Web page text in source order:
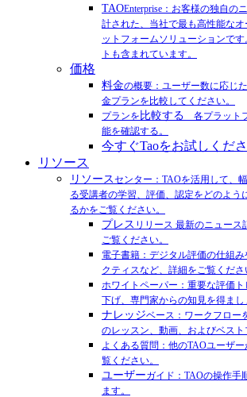
TAOEnterprise：お客様の独自の
計された、当社で最も高性能な
ットフォームソリューションで
トも含まれています。
価格
料金の概要：ユーザー数に応じ
金プランを比較してください。
プランを 比較する 各プラット
能を確認する。
今すぐTaoをお試しくだ
リソース
リソースセンター：TAOを活用して、
る受講者の学習、評価、認定をどのよう
るかをご覧ください。
プレス リリース 最新のニュース
ご覧ください。
電子書籍：デジタル評価の仕組
クティスなど、詳細をご覧くださ
ホワイトペーパー：重要な評価
下げ、専門家からの知見を得まし
ナレッジベース：ワークフロー
のレッスン、動画、およびベスト
よくある質問：他のTAOユーザ
覧ください。
ユーザーガイド：TAOの操作手
ます。